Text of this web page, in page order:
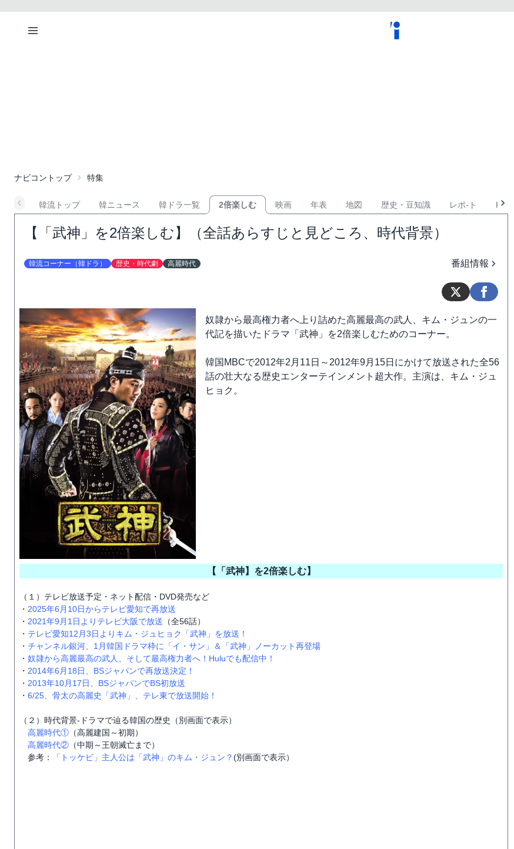
ナビコントップ 特集
韓流トップ 韓ニュース 韓ドラ一覧 2倍楽しむ 映画 年表 地図 歴史・豆知識 レポ-ト KPOP
【「武神」を2倍楽しむ】（全話あらすじと見どころ、時代背景）
韓流コーナー（韓ドラ） 歴史・時代劇 高麗時代 番組情報
奴隷から最高権力者へ上り詰めた高麗最高の武人、キム・ジュンの一
代記を描いたドラマ「武神」を2倍楽しむためのコーナー。
韓国MBCで2012年2月11日～2012年9月15日にかけて放送された全56
話の壮大なる歴史エンターテインメント超大作。主演は、キム・ジュ
ヒョク。
【「武神】を2倍楽しむ】
（１）テレビ放送予定・ネット配信・DVD発売など
・ 2025年6月10日からテレビ愛知で再放送
・ 2021年9月1日よりテレビ大阪で放送 （全56話）
・ テレビ愛知12月3日よりキム・ジュヒョク「武神」を放送！
・ チャンネル銀河、1月韓国ドラマ枠に「イ・サン」＆「武神」ノーカット再登場
・ 奴隷から高麗最高の武人、そして最高権力者へ！Huluでも配信中！
・ 2014年6月18日、BSジャパンで再放送決定！
・ 2013年10月17日、BSジャパンでBS初放送
・ 6/25、骨太の高麗史「武神」、テレ東で放送開始！
（２）時代背景-ドラマで辿る韓国の歴史（別画面で表示）
高麗時代① （高麗建国～初期）
高麗時代② （中期～王朝滅亡まで）
参考：
「トッケビ」主人公は「武神」のキム・ジュン？(別画面で表示）